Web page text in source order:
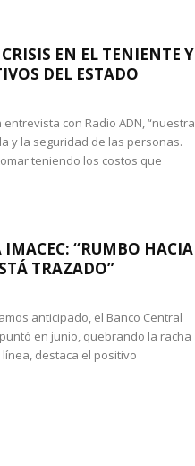
EN EL TENIENTE Y
DEL ESTADO
con Radio ADN, “nuestra
y la seguridad de las personas.
teniendo los costos que
“RUMBO HACIA
TRAZADO”
anticipado, el Banco Central
en junio, quebrando la racha
destaca el positivo